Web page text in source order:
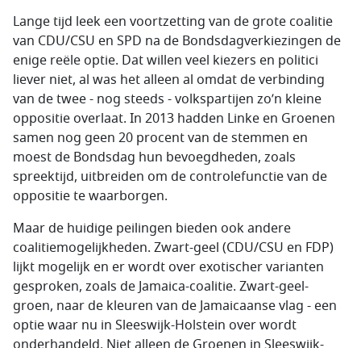
Lange tijd leek een voortzetting van de grote coalitie
van CDU/CSU en SPD na de Bondsdagverkiezingen de
enige reële optie. Dat willen veel kiezers en politici
liever niet, al was het alleen al omdat de verbinding
van de twee - nog steeds - volkspartijen zo’n kleine
oppositie overlaat. In 2013 hadden Linke en Groenen
samen nog geen 20 procent van de stemmen en
moest de Bondsdag hun bevoegdheden, zoals
spreektijd, uitbreiden om de controlefunctie van de
oppositie te waarborgen.
Maar de huidige peilingen bieden ook andere
coalitiemogelijkheden. Zwart-geel (CDU/CSU en FDP)
lijkt mogelijk en er wordt over exotischer varianten
gesproken, zoals de Jamaica-coalitie. Zwart-geel-
groen, naar de kleuren van de Jamaicaanse vlag - een
optie waar nu in Sleeswijk-Holstein over wordt